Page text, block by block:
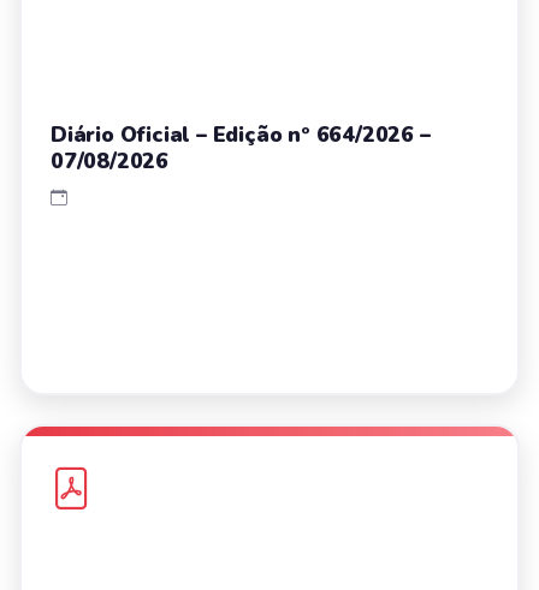
Diário Oficial – Edição nº 664/2026 –
07/08/2026